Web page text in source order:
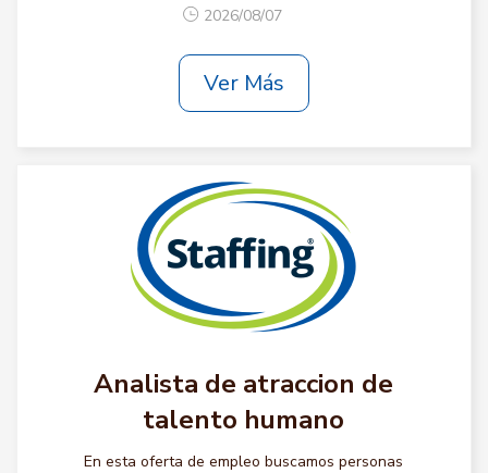
2026/08/07
Ver Más
Analista de atraccion de
talento humano
En esta oferta de empleo buscamos personas